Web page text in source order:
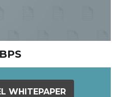
BPS
WHITEPAPER